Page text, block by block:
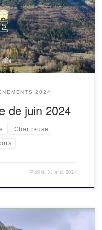
des massifs
la Ville de Grenoble et
2024
de juin 2024
Chartreuse
Publié31 mai 2024